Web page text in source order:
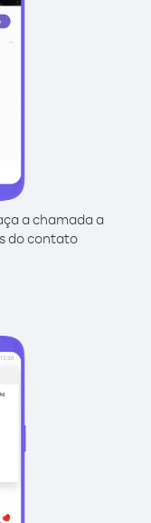
a chamada a
do contato